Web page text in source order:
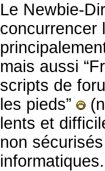
Le Newbie-
concurrencer
mais aussi
scripts de
les pieds”
lents et
non
informatiques.